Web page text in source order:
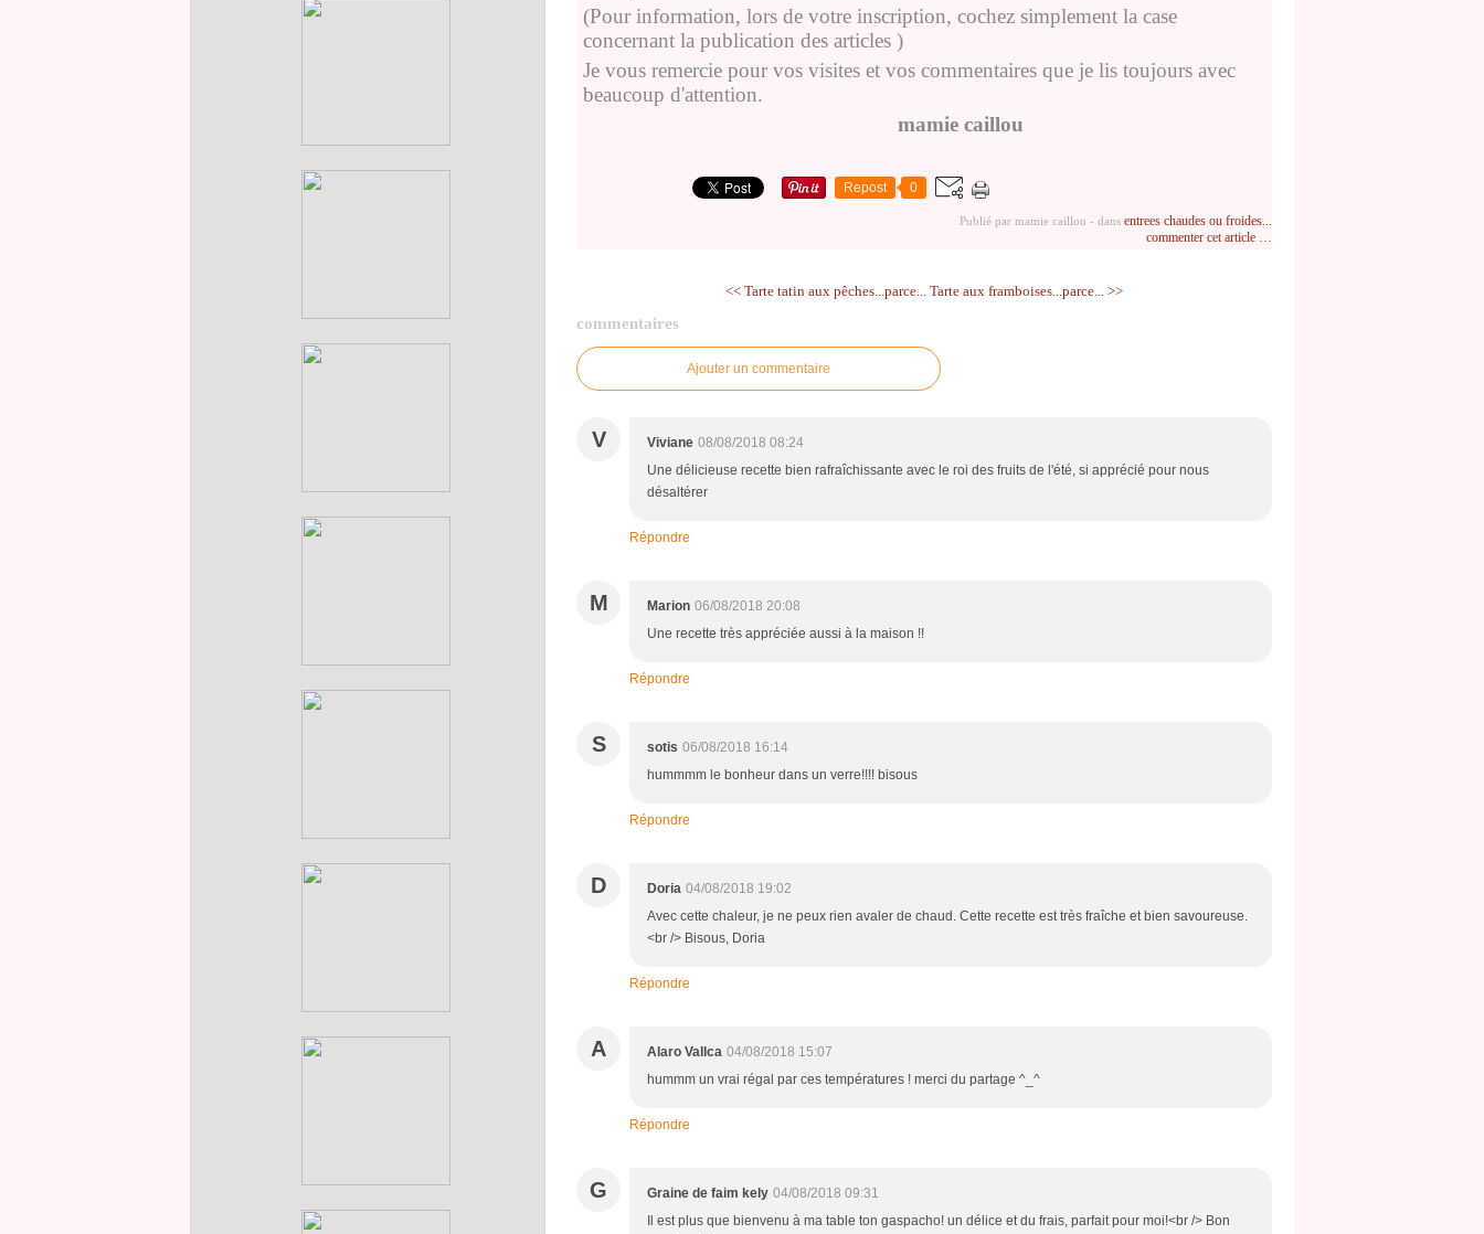
(Pour information, lors de votre inscription, cochez simplement la case
concernant la publication des articles )
Je vous remercie pour vos visites et vos commentaires que je lis toujours avec
beaucoup d'attention.
mamie caillou
Repost 0
Publié par mamie caillou - dans entrees chaudes ou froides...
commenter cet article …
<< Tarte tatin aux pêches...parce... Tarte aux framboises...parce... >>
commentaires
Ajouter un commentaire
V Viviane 08/08/2018 08:24
Une délicieuse recette bien rafraîchissante avec le roi des fruits de l'été, si apprécié pour nous
désaltérer
Répondre
M Marion 06/08/2018 20:08
Une recette très appréciée aussi à la maison !!
Répondre
S sotis 06/08/2018 16:14
hummmm le bonheur dans un verre!!!! bisous
Répondre
D Doria 04/08/2018 19:02
Avec cette chaleur, je ne peux rien avaler de chaud. Cette recette est très fraîche et bien savoureuse.
<br /> Bisous, Doria
Répondre
A Alaro Vallca 04/08/2018 15:07
hummm un vrai régal par ces températures ! merci du partage ^_^
Répondre
G Graine de faim kely 04/08/2018 09:31
Il est plus que bienvenu à ma table ton gaspacho! un délice et du frais, parfait pour moi!<br /> Bon